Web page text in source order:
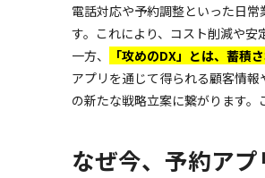
電話対応や予約調整といった日
す。これにより、コスト削減や安
一方、
「攻めのDX」とは、蓄積
アプリを通じて得られる顧客情
の新たな戦略立案に繋がります。
なぜ今、予約ア